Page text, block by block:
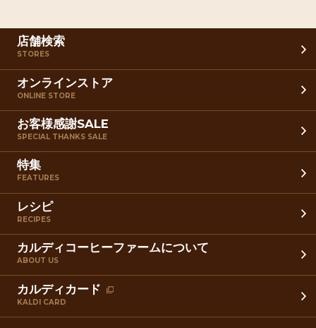
店舗検索
STORES
オンラインストア
ONLINE STORE
お客様感謝SALE
SPECIAL THANKS SALE
特集
FEATURES
レシピ
RECIPES
カルディコーヒーファームについて
ABOUT US
カルディカード
KALDI CARD